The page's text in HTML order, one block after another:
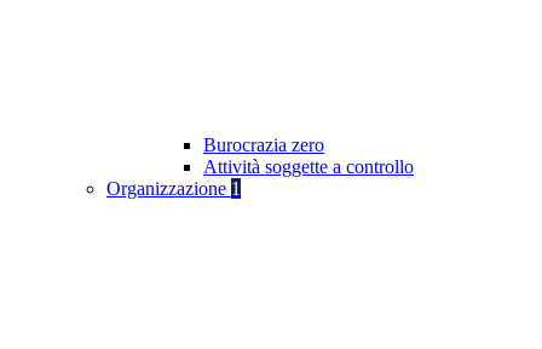
Burocrazia zero
Attività soggette a controllo
Organizzazione 1